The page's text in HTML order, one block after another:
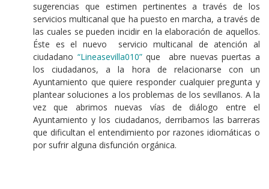
sugerencias que estimen pertinentes a través de los
servicios multicanal que ha puesto en marcha, a través de
las cuales se pueden incidir en la elaboración de aquellos.
Éste es el nuevo servicio multicanal de atención al
ciudadano “Lineasevilla010”que abre nuevas puertas a
los ciudadanos, a la hora de relacionarse con un
Ayuntamiento que quiere responder cualquier pregunta y
plantear soluciones a los problemas de los sevillanos. A la
vez que abrimos nuevas vías de diálogo entre el
Ayuntamiento y los ciudadanos, derribamos las barreras
que dificultan el entendimiento por razones idiomáticas o
por sufrir alguna disfunción orgánica.